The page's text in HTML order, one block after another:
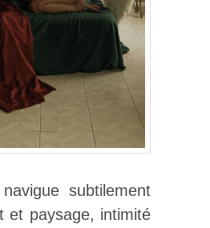
subtilement
et paysage, intimité